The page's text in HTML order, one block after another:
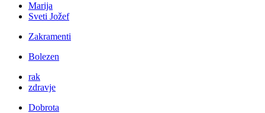
Marija
Sveti Jožef
Zakramenti
Bolezen
rak
zdravje
Dobrota